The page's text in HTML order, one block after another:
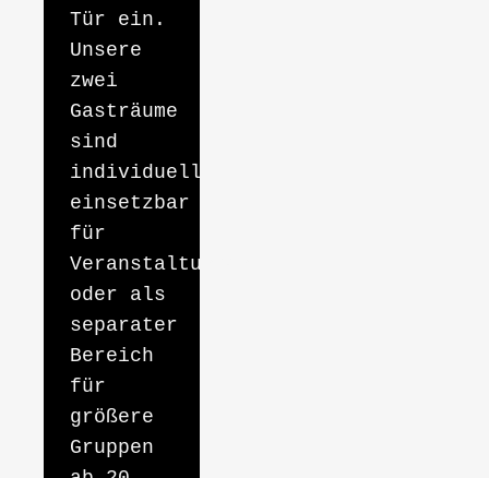
Tür ein.
Unsere
zwei
Gasträume
sind
individuell
einsetzbar
für
Veranstaltungen
oder als
separater
Bereich
für
größere
Gruppen